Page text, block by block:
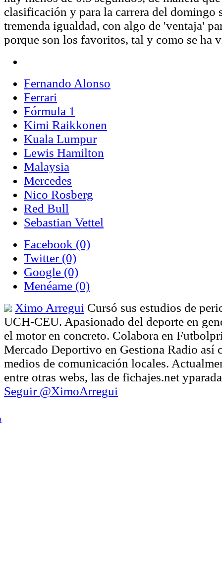
clasificación y para la carrera del domingo
tremenda igualdad, con algo de 'ventaja'
porque son los favoritos, tal y como se ha
Fernando Alonso
Ferrari
Fórmula 1
Kimi Raikkonen
Kuala Lumpur
Lewis Hamilton
Malaysia
Mercedes
Nico Rosberg
Red Bull
Sebastian Vettel
Facebook (0)
Twitter (0)
Google (0)
Menéame (0)
Ximo Arregui Cursó sus estudios de
UCH-CEU. Apasionado del deporte en
el motor en concreto. Colabora en
Mercado Deportivo en Gestiona Radio así
medios de comunicación locales.
entre otras webs, las de fichajes.net
Seguir @XimoArregui